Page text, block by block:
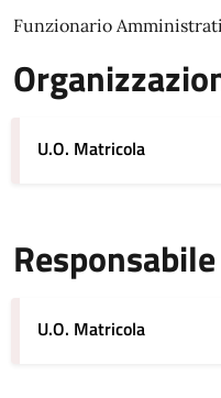
Funzionario
U.O. Matricola
U.O. Matricola